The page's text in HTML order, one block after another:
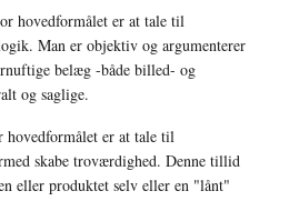
hovedformålet er at tale til
Man er objektiv og argumenterer
belæg -både billed- og
og saglige.
hovedformålet er at tale til
skabe troværdighed. Denne tillid
eller produktet selv eller en "lånt"